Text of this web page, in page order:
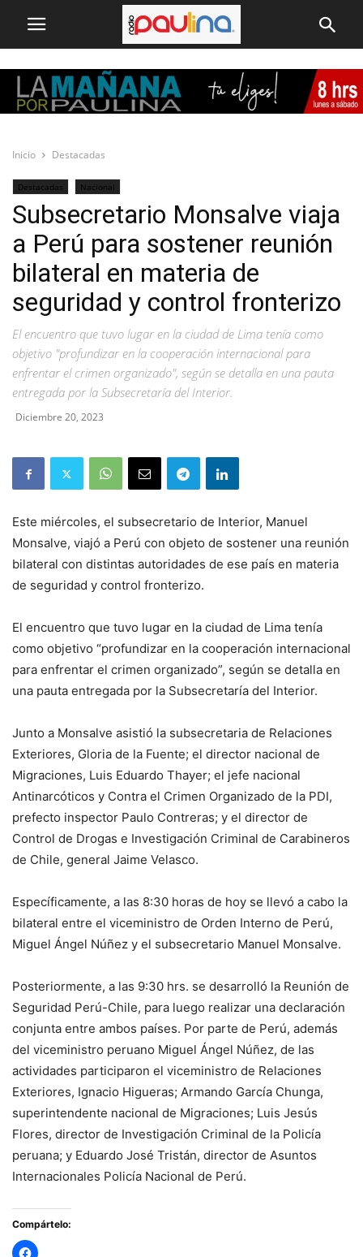
Inicio Destacadas
Destacadas Nacional
Subsecretario Monsalve viaja
a Perú para sostener reunión
bilateral en materia de
seguridad y control fronterizo
El encuentro que tuvo lugar en la ciudad de Lima tenía como
objetivo "profundizar en la cooperación internacional para
enfrentar el crimen organizado", según se detalla en una pauta
entregada por la Subsecretaría del Interior.
Diciembre 20, 2023
Este miércoles, el subsecretario de Interior, Manuel
Monsalve, viajó a Perú con objeto de sostener una reunión
bilateral con distintas autoridades de ese país en materia
de seguridad y control fronterizo.
El encuentro que tuvo lugar en la ciudad de Lima tenía
como objetivo “profundizar en la cooperación internacional
para enfrentar el crimen organizado”, según se detalla en
una pauta entregada por la Subsecretaría del Interior.
Junto a Monsalve asistió la subsecretaria de Relaciones
Exteriores, Gloria de la Fuente; el director nacional de
Migraciones, Luis Eduardo Thayer; el jefe nacional
Antinarcóticos y Contra el Crimen Organizado de la PDI,
prefecto inspector Paulo Contreras; y el director de
Control de Drogas e Investigación Criminal de Carabineros
de Chile, general Jaime Velasco.
Específicamente, a las 8:30 horas de hoy se llevó a cabo la
bilateral entre el viceministro de Orden Interno de Perú,
Miguel Ángel Núñez y el subsecretario Manuel Monsalve.
Posteriormente, a las 9:30 hrs. se desarrolló la Reunión de
Seguridad Perú-Chile, para luego realizar una declaración
conjunta entre ambos países. Por parte de Perú, además
del viceministro peruano Miguel Ángel Núñez, de las
actividades participaron el viceministro de Relaciones
Exteriores, Ignacio Higueras; Armando García Chunga,
superintendente nacional de Migraciones; Luis Jesús
Flores, director de Investigación Criminal de la Policía
peruana; y Eduardo José Tristán, director de Asuntos
Internacionales Policía Nacional de Perú.
Compártelo: